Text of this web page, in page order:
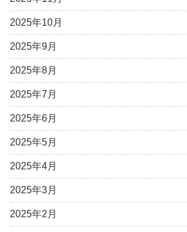
2025年10月
2025年9月
2025年8月
2025年7月
2025年6月
2025年5月
2025年4月
2025年3月
2025年2月